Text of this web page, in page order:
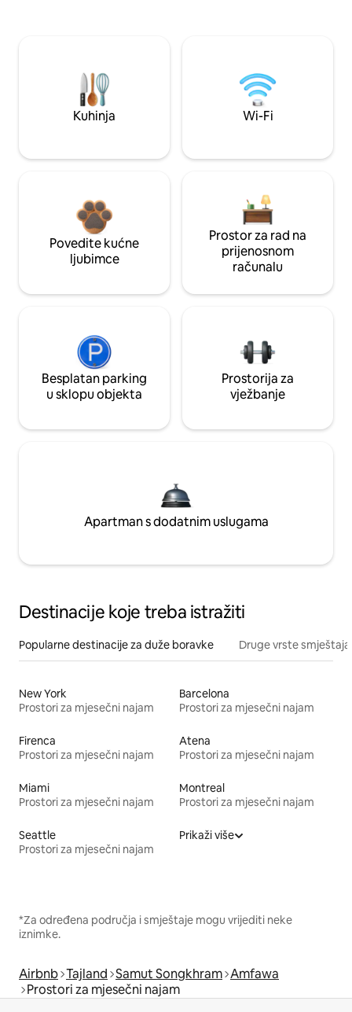
Kuhinja Wi-Fi
Povedite kućne
ljubimce
Prostor za rad na
prijenosnom
računalu
Besplatan parking
u sklopu objekta
Prostorija za
vježbanje
Apartman s dodatnim uslugama
Destinacije koje treba istražiti
Popularne destinacije za duže boravke Druge vrste smještaja
New York
Prostori za mjesečni najam
Barcelona
Prostori za mjesečni najam
Firenca
Prostori za mjesečni najam
Atena
Prostori za mjesečni najam
Miami
Prostori za mjesečni najam
Montreal
Prostori za mjesečni najam
Seattle
Prostori za mjesečni najam
Prikaži više
*Za određena područja i smještaje mogu vrijediti neke
iznimke.
Airbnb Tajland Samut Songkhram Amfawa
Prostori za mjesečni najam